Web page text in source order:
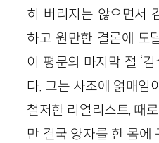
히 버리지는 않으면서
하고 원만한 결론에 도
이 평문의 마지막 절 ‘
다. 그는 사조에 얽매임
철저한 리얼리스트, 때
만 결국 양자를 한 몸에